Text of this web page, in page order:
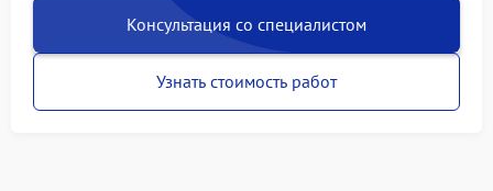
Консультация со специалистом
Узнать стоимость работ